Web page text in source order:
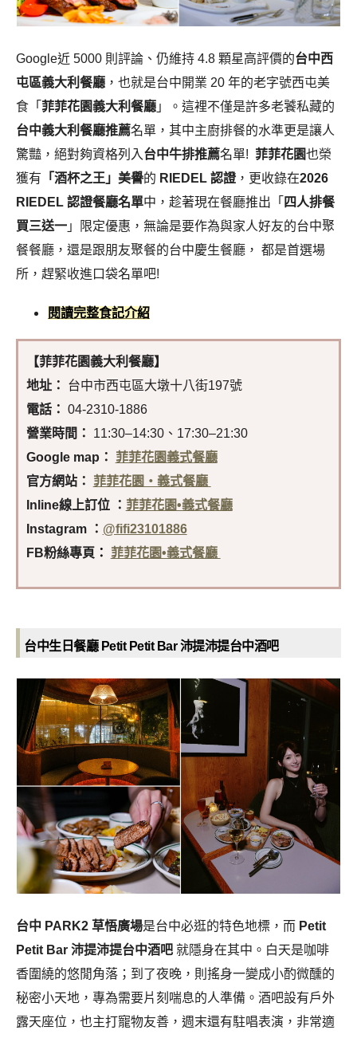
Google近 5000 則評論、仍維持 4.8 顆星高評價的台中西
屯區義大利餐廳 ，也就是台中開業 20 年的老字號西屯美
食「 菲菲花園義大利餐廳 」。這裡不僅是許多老饕私藏的
台中義大利餐廳推薦名單，其中主廚排餐的水準更是讓人
驚豔，絕對夠資格列入 台中牛排推薦名單! 菲菲花園也榮
獲有 「酒杯之王」美譽的 RIEDEL 認證 ，更收錄在2026
RIEDEL 認證餐廳名單中，趁著現在餐廳推出「 四人排餐
買三送一 」限定優惠，無論是要作為與家人好友的台中聚
餐餐廳，還是跟朋友聚餐的台中慶生餐廳， 都是首選場
所，趕緊收進口袋名單吧!
閱讀完整食記介紹
【菲菲花園義大利餐廳】
地址：
台中市西屯區大墩十八街197號
電話： 04-2310-1886
營業時間：
11:30–14:30、17:30–21:30
Google map： 菲菲花園義式餐廳
官方網站： 菲菲花園‧義式餐廳
Inline線上訂位 ： 菲菲花園•義式餐廳
Instagram ： @fifi23101886
FB粉絲專頁 ： 菲菲花園•義式餐廳
台中生日餐廳 Petit Petit Bar 沛提沛提台中酒吧
台中 PARK2 草悟廣場是台中必逛的特色地標，而 Petit
Petit Bar 沛提沛提台中酒吧 就隱身在其中。白天是咖啡
香圍繞的悠閒角落；到了夜晚，則搖身一變成小酌微醺的
秘密小天地，專為需要片刻喘息的人準備。酒吧設有戶外
露天座位，也主打寵物友善，週末還有駐唱表演，非常適